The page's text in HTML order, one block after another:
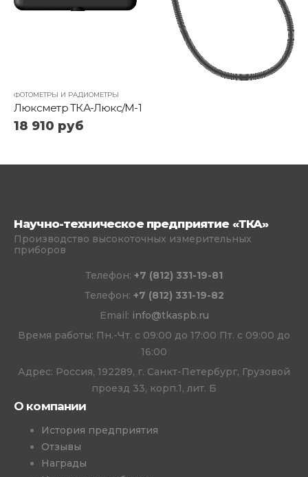
ФОТОМЕТРЫ И РАДИОМЕТРЫ
Люксметр ТКА-Люкс/М-1
18 910 руб
Научно-техническое предприятие «ТКА»
Производство высокоточных измерительных
приборов
Телефон: +7 (812) 331-19-81
Телефон: +7 (812) 331-19-82
Email: info@tkaspb.ru
Время работы: Пн.-Чт. с 09:00 до 17:00 Пт. с 09:00 до
16:00
Адрес: Россия, 192289, г. Санкт-Петербург, Грузовой
проезд 33, корп.1, лит. Б
О компании
История предприятия
Отзывы
Награды